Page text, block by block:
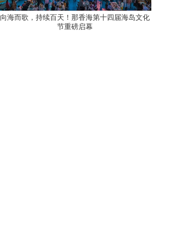
向海而歌，持续百天！那香海第十四届海岛文化
节重磅启幕